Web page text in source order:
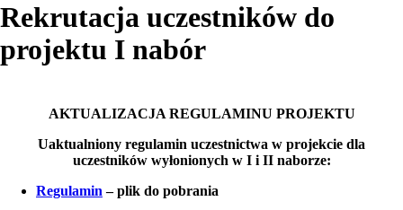
Rekrutacja uczestników do
projektu I nabór
AKTUALIZACJA REGULAMINU PROJEKTU
Uaktualniony regulamin uczestnictwa w projekcie dla
uczestników wyłonionych w I i II naborze:
Regulamin – plik do pobrania